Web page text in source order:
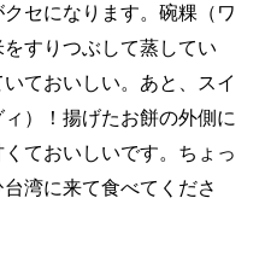
セになります。碗粿（ワ
すりつぶして蒸してい
ておいしい。あと、スイ
）！揚げたお餅の外側に
ておいしいです。ちょっ
湾に来て食べてくださ